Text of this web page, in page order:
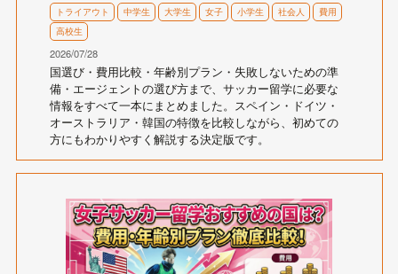
トライアウト 中学生 大学生 女子 小学生 社会人
費用
高校生
2026/07/28
国選び・費用比較・年齢別プラン・失敗しないための準
備・エージェントの選び方まで、サッカー留学に必要な
情報をすべて一本にまとめました。スペイン・ドイツ・
オーストラリア・韓国の特徴を比較しながら、初めての
方にもわかりやすく解説する決定版です。